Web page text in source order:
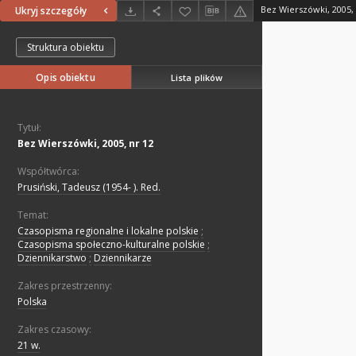
Ukryj szczegóły Bez Wierszówki,
Struktura obiektu
Opis obiektu Lista plików
Tytuł:
Bez Wierszówki, 2005, nr 12
Współtwórca:
Prusiński, Tadeusz (1954- ). Red.
Temat:
Czasopisma regionalne i lokalne polskie ;
Czasopisma społeczno-kulturalne polskie ;
Dziennikarstwo ; Dziennikarze
Zakres przestrzenny:
Polska
Zakres czasowy:
21 w.